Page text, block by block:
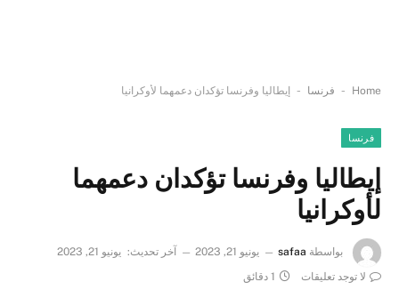
Home
- فرنسا - إيطاليا وفرنسا تؤكدان دعمهما لأوكرانيا
فرنسا
إيطاليا وفرنسا تؤكدان دعمهما
لأوكرانيا
بواسطة safaa يونيو 21, 2023 آخر تحديث: يونيو 21, 2023
لا توجد تعليقات
1 دقائق